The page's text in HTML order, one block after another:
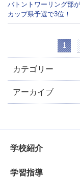
バトントワーリング部
カップ県予選で3位！
1
カテゴリー
アーカイブ
学校紹介
学習指導